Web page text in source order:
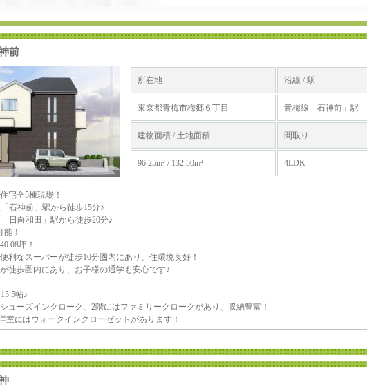
前
所在地 沿線 / 駅
東京都青梅市梅郷６丁目 青梅線「石神前」駅
建物面積 / 土地面積 間取り
96.25m² / 132.50m² 4LDK
宅全5棟現場！
石神前」駅から徒歩15分♪
日向和田」駅から徒歩20分♪
！
坪！
利なスーパーが徒歩10分圏内にあり、住環境良好！
徒歩圏内にあり、お子様の通学も安心です♪
帖♪
ューズインクローク、2階にはファミリークロークがあり、収納豊富！
室にはウォークインクローゼットがあります！